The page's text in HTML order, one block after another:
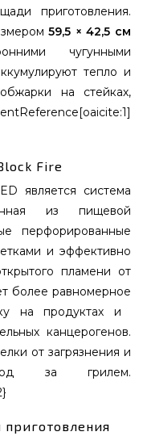
приготовления.
59,5 × 42,5 см
чугунными
тепло и
на стейках,
Fire
является система
из пищевой
перфорированные
и эффективно
пламени от
более равномерное
на продуктах и
канцерогенов.
от загрязнения и
за грилем.